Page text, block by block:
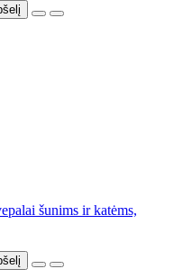
šunims ir katėms,